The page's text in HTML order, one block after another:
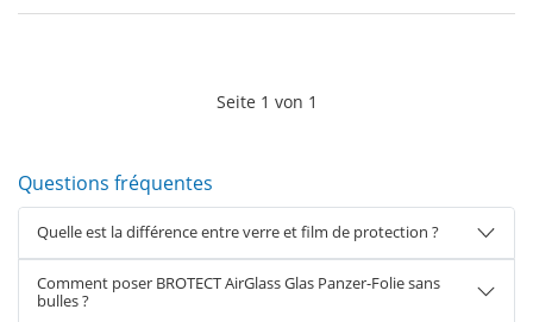
Seite 1 von 1
Questions fréquentes
Quelle est la différence entre verre et film de protection ?
Comment poser BROTECT AirGlass Glas Panzer-Folie sans
bulles ?